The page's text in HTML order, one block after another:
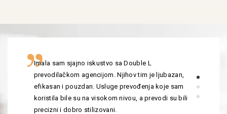
Imala sam sjajno iskustvo sa Double L
prevodilačkom agencijom. Njihov tim je ljubazan,
efikasan i pouzdan. Usluge prevođenja koje sam
koristila bile su na visokom nivou, a prevodi su bili
precizni i dobro stilizovani.